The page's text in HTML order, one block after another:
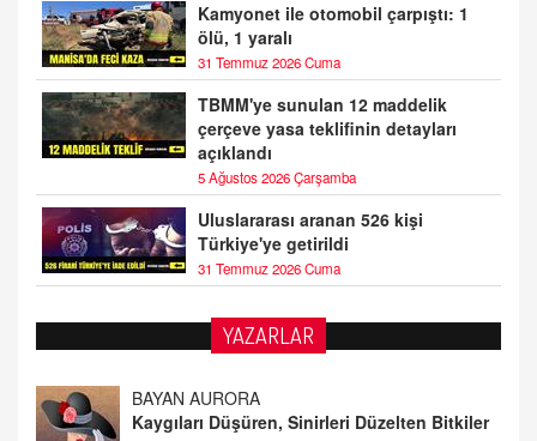
Kamyonet ile otomobil çarpıştı: 1
ölü, 1 yaralı
31 Temmuz 2026 Cuma
TBMM'ye sunulan 12 maddelik
çerçeve yasa teklifinin detayları
açıklandı
5 Ağustos 2026 Çarşamba
Uluslararası aranan 526 kişi
Türkiye'ye getirildi
31 Temmuz 2026 Cuma
YAZARLAR
DOKTOR CİVANIM
Mastürbasyon ve Tatmin: Bir Keşif Yolculuğu